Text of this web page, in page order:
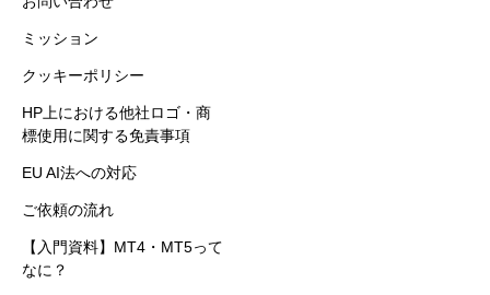
ミッション
クッキーポリシー
HP上における他社ロゴ・商
標使用に関する免責事項
EU AI法への対応
ご依頼の流れ
【入門資料】MT4・MT5って
なに？